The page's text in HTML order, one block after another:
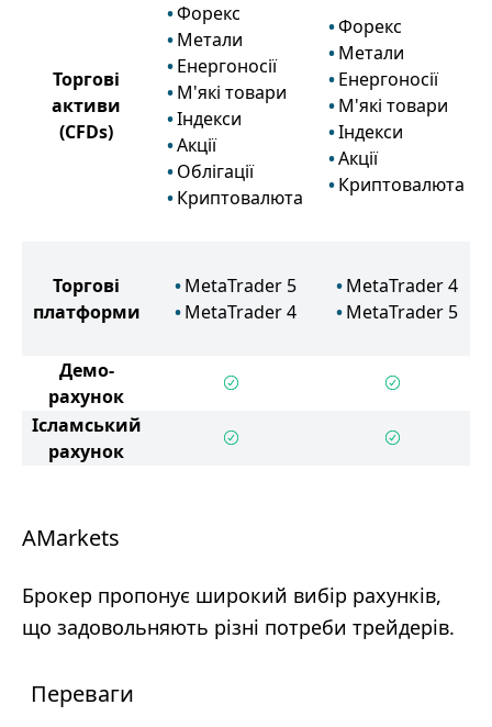
Торгові
активи
(CFDs)
Форекс
Метали
Енергоносії
М'які товари
Індекси
Акції
Облігації
Криптовалюта
Форекс
Метали
Енергоносії
М'які товари
Індекси
Акції
Криптовалюта
Торгові
платформи
MetaTrader 5
MetaTrader 4
MetaTrader 4
MetaTrader 5
Демо-
рахунок
Ісламський
рахунок
AMarkets
Брокер пропонує широкий вибір рахунків,
що задовольняють різні потреби трейдерів.
Переваги